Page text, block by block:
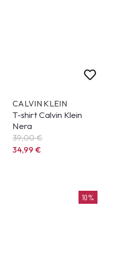
CALVIN KLEIN
T-shirt Calvin Klein
Nera
39,00 €
34,99€
10%